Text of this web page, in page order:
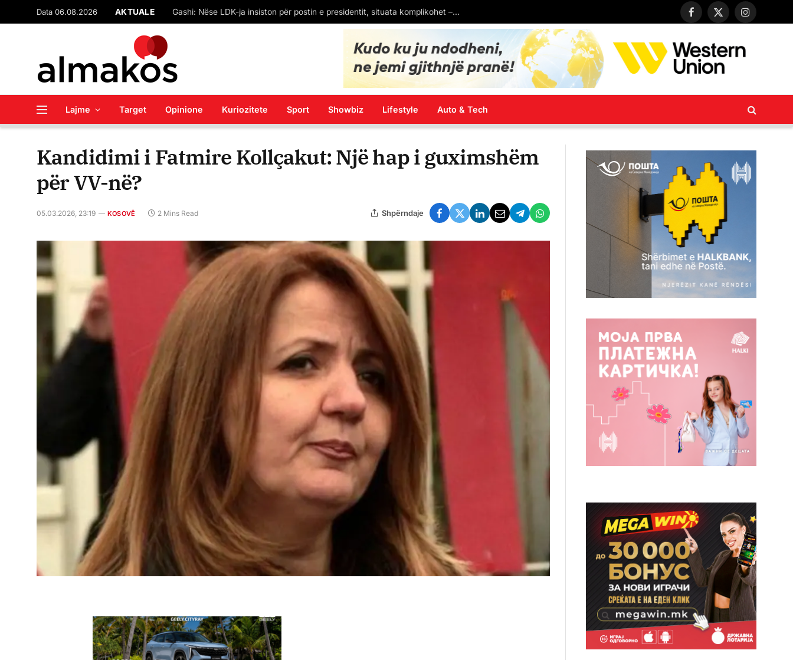
Data 06.08.2026 AKTUALE Senati i SHBA konfirmon kandidaturën e Eric Wendt si ambasador në Shqipëri. Pritet firma e Donald Trump
Facebook
X
Instagram
Lajme Target Opinione Kuriozitete Sport Showbiz Lifestyle Auto & Tech
Kandidimi i Fatmire Kollçakut: Një hap i guximshëm
për VV-në?
05.03.2026, 23:19 KOSOVË 2 Mins Read Shpërndaje